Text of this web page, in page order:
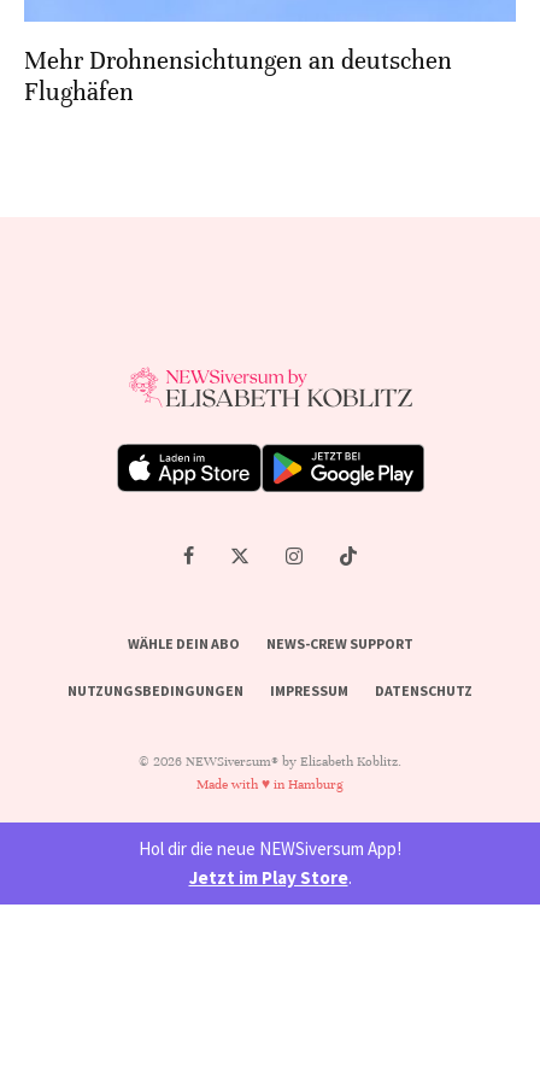
Mehr Drohnensichtungen an deutschen
Flughäfen
WÄHLE DEIN ABO NEWS-CREW SUPPORT
NUTZUNGSBEDINGUNGEN IMPRESSUM DATENSCHUTZ
© 2026 NEWSiversum® by Elisabeth Koblitz.
Made with ♥ in Hamburg
Hol dir die neue NEWSiversum App!
Jetzt im Play Store.